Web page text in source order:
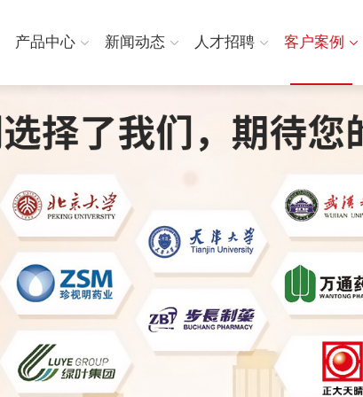
产品中心 新闻动态 人才招聘 客户案例